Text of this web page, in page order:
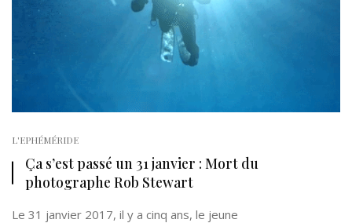
L'EPHÉMÉRIDE
Ça s’est passé un 31 janvier : Mort du
photographe Rob Stewart
Le 31 janvier 2017, il y a cinq ans, le jeune